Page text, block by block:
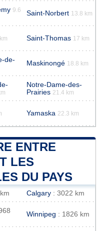
9.6
Saint-Norbert 13.8 km
Saint-Thomas 17 km
de-
Maskinongé 18.8 km
Notre-Dame-des-
Prairies 21.4 km
Yamaska 22.3 km
ENTRE
LES
DU PAYS
Calgary : 3022 km
Winnipeg : 1826 km